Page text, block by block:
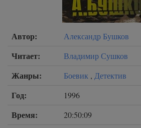
Автор: Александр Бушков
Читает: Владимир Сушков
Жанры: Боевик , Детектив
Год: 1996
Время: 20:50:09